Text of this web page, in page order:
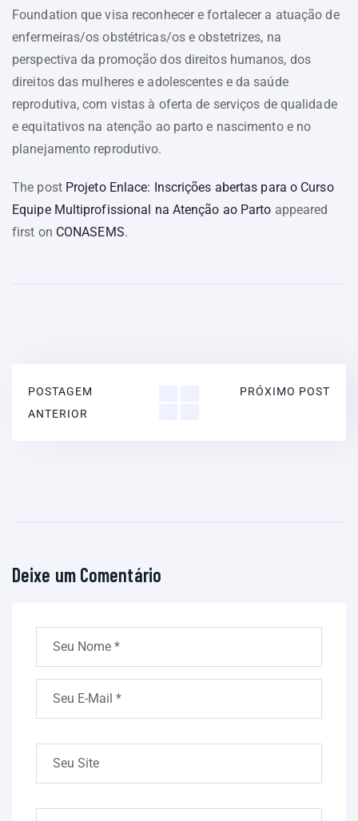
Foundation que visa reconhecer e fortalecer a atuação de
enfermeiras/os obstétricas/os e obstetrizes, na
perspectiva da promoção dos direitos humanos, dos
direitos das mulheres e adolescentes e da saúde
reprodutiva, com vistas à oferta de serviços de qualidade
e equitativos na atenção ao parto e nascimento e no
planejamento reprodutivo.
The post Projeto Enlace: Inscrições abertas para o Curso
Equipe Multiprofissional na Atenção ao Parto appeared
first on CONASEMS.
POSTAGEM
ANTERIOR
PRÓXIMO POST
Deixe um Comentário